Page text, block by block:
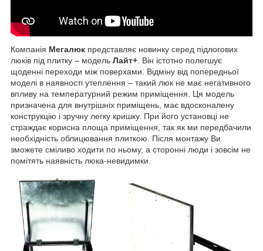
Компанія Мегалюк представляє новинку серед підлогових
люків під плитку – модель Лайт+ . Він істотно полегшує
щоденні переходи між поверхами. Відміну від попередньої
моделі в наявності утеплення – такий люк не має негативного
впливу на температурний режим приміщення. Ця модель
призначена для внутрішніх приміщень, має вдосконалену
конструкцію і зручну легку кришку. При його установці не
страждає корисна площа приміщення, так як ми передбачили
необхідність облицювання плиткою. Після монтажу Ви
зможете сміливо ходити по ньому, а сторонні люди і зовсім не
помітять наявність люка-невидимки.